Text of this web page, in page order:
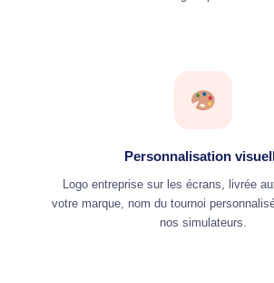
Personnalisation
Logo entreprise sur les écrans, livrée
votre marque, nom du tournoi
nos simulateurs.